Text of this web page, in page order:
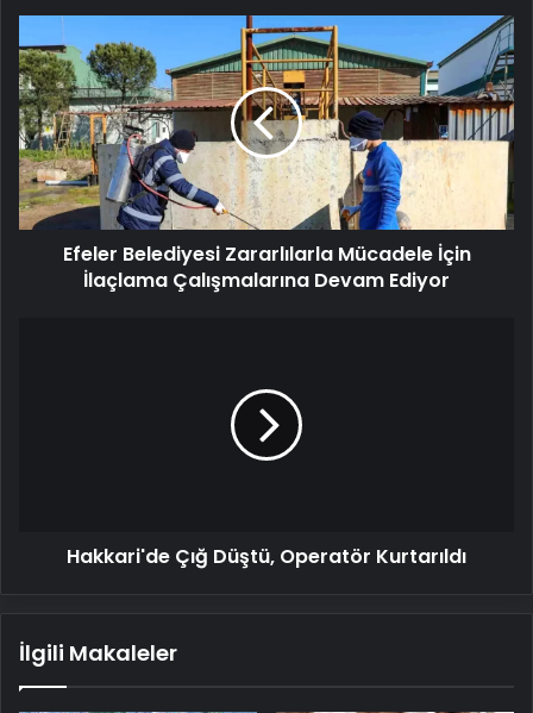
Belediyesi
Zararlılarla
Mücadele
İçin
İlaçlama
Çalışmalarına
Devam
Ediyor
Efeler Belediyesi Zararlılarla Mücadele İçin
İlaçlama Çalışmalarına Devam Ediyor
Hakkari'de Çığ Düştü, Operatör Kurtarıldı
İlgili Makaleler